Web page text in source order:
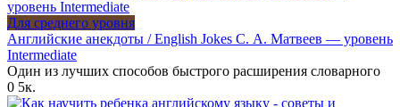
Для среднего уровня
Английские анекдоты / English Jokes С. А. Матвеев — уровень
Intermediate
Один из лучших способов быстрого расширения словарного
0 5к.